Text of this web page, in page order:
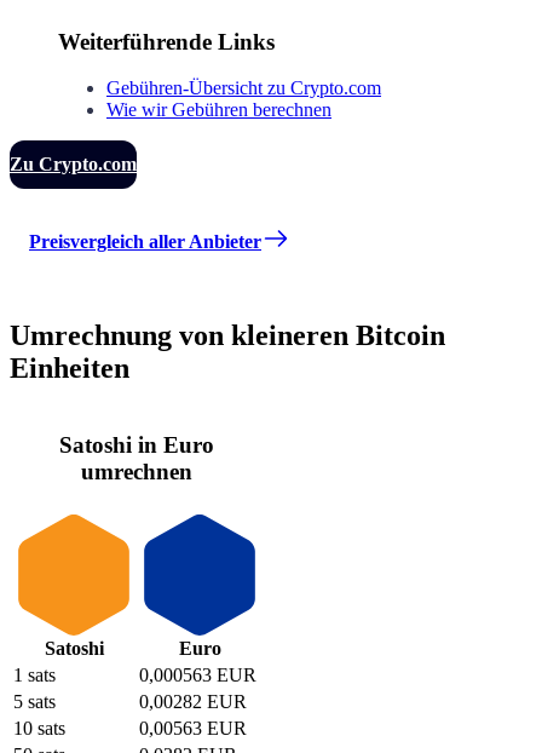
Weiterführende Links
Gebühren-Übersicht zu Crypto.com
Wie wir Gebühren berechnen
Zu Crypto.com
Preisvergleich aller Anbieter
Umrechnung von kleineren Bitcoin
Einheiten
Satoshi in Euro
umrechnen
Satoshi
Euro
1 sats
0,000563 EUR
5 sats
0,00282 EUR
10 sats
0,00563 EUR